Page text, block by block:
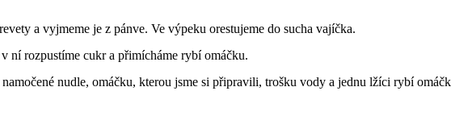
a vyjmeme je z pánve. Ve výpeku orestujeme do sucha vajíčka.
ní rozpustíme cukr a přimícháme rybí omáčku.
nudle, omáčku, kterou jsme si připravili, trošku vody a jednu lžíci rybí